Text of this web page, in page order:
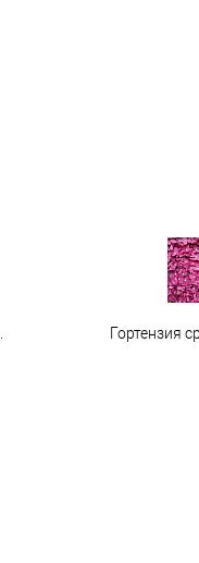
Гортензия